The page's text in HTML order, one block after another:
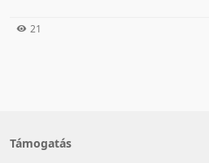
21
Támogatás